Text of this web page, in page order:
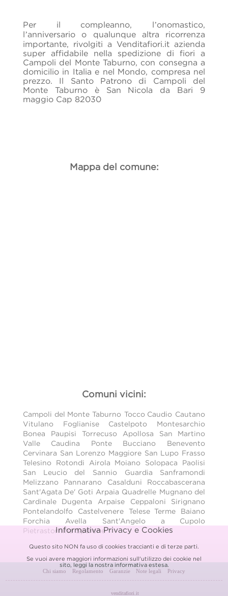
Per il compleanno, l’onomastico,
l’anniversario o qualunque altra ricorrenza
importante, rivolgiti a Venditafiori.it azienda
super affidabile nella spedizione di fiori a
Campoli del Monte Taburno, con consegna a
domicilio in Italia e nel Mondo, compresa nel
prezzo. Il Santo Patrono di Campoli del
Monte Taburno è San Nicola da Bari 9
maggio Cap 82030
Mappa del comune:
Comuni vicini:
Campoli del Monte Taburno Tocco Caudio Cautano
Vitulano
Foglianise Castelpoto
Montesarchio
Bonea
Paupisi Torrecuso Apollosa
San Martino
Valle Caudina
Ponte Bucciano
Benevento
Cervinara San Lorenzo Maggiore San Lupo Frasso
Telesino
Rotondi Airola Moiano Solopaca
Paolisi
San Leucio del Sannio
Guardia Sanframondi
Melizzano
Pannarano Casalduni
Roccabascerana
Sant'Agata De' Goti Arpaia Quadrelle Mugnano del
Cardinale
Dugenta Arpaise Ceppaloni
Sirignano
Pontelandolfo
Castelvenere Telese Terme
Baiano
Forchia
Avella
Sant'Angelo a Cupolo
Pietrastornina Sperone
Chi siamo Regolamento Garanzie Note legali Privacy
venditafiori.it
Informativa Privacy e Cookies
Questo sito NON fa uso di cookies traccianti e di terze parti.
Se vuoi avere maggiori informazioni sull'utilizzo dei cookie nel
sito, leggi la nostra informativa estesa.